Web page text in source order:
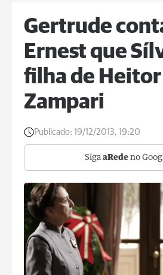
Gertrude
Ernest que
filha de Heitor
Zampari
Publicado: 19/12/2013, 19:20
Siga aRede no